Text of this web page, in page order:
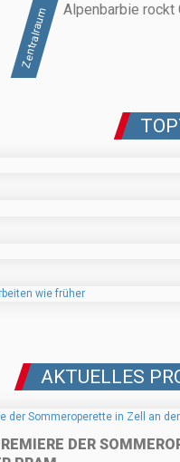
Zentralraum Alpenbarbie rockt
AKTUELLES
DER